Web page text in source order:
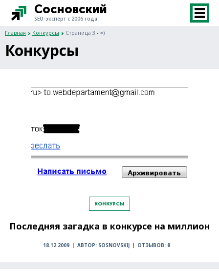
Сосновский
SEO-эксперт с 2006 года
Главная Конкурсы Страница 3 - =)
Конкурсы
КОНКУРСЫ
Последняя загадка в конкурсе на миллион
18.12.2009 АВТОР: SOSNOVSKIJ ОТЗЫВОВ: 8